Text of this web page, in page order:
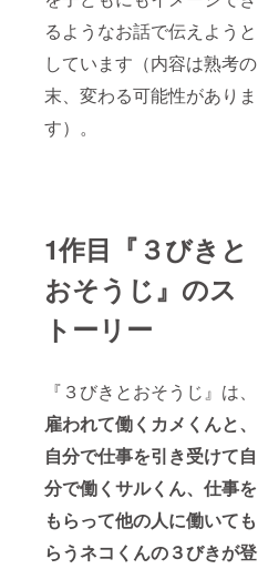
るようなお話で伝えようと
しています（内容は熟考の
末、変わる可能性がありま
す）。
1作目『３びきと
おそうじ』のス
トーリー
『３びきとおそうじ』は、
雇われて働くカメくんと、
自分で仕事を引き受けて自
分で働くサルくん、仕事を
もらって他の人に働いても
らうネコくんの３びきが登